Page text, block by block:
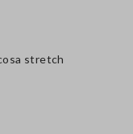
stretch